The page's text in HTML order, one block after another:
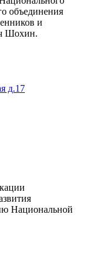
объединения
и
Шохин.
д.17
Национальной